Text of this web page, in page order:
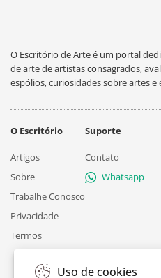
O Escritório de Arte é um portal
de arte de artistas consagrados,
espólios, curiosidades sobre artes e
O Escritório
Artigos
Sobre
Trabalhe Conosco
Privacidade
Termos
Suporte
Contato
Whatsapp
Uso de cookies